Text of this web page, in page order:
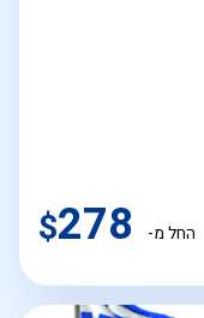
החל מ- $278